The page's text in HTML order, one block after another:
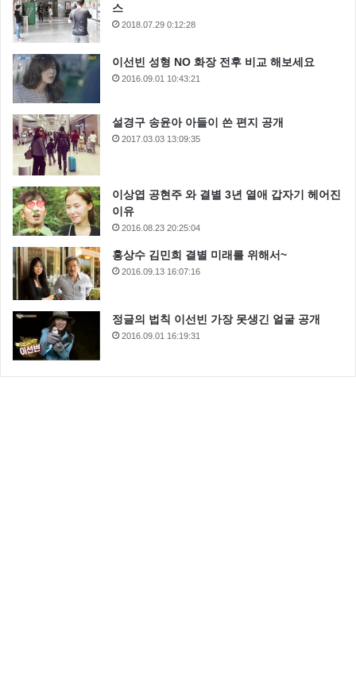
스
2018.07.29 0:12:28
이선빈 성형 NO 화장 전후 비교 해보세요
2016.09.01 10:43:21
설경구 송윤아 아들이 쓴 편지 공개
2017.03.03 13:09:35
이상엽 공현주 와 결별 3년 열애 갑자기 헤어진
이유
2016.08.23 20:25:04
홍상수 김민희 결별 미래를 위해서~
2016.09.13 16:07:16
정글의 법칙 이선빈 가장 못생긴 얼굴 공개
2016.09.01 16:19:31